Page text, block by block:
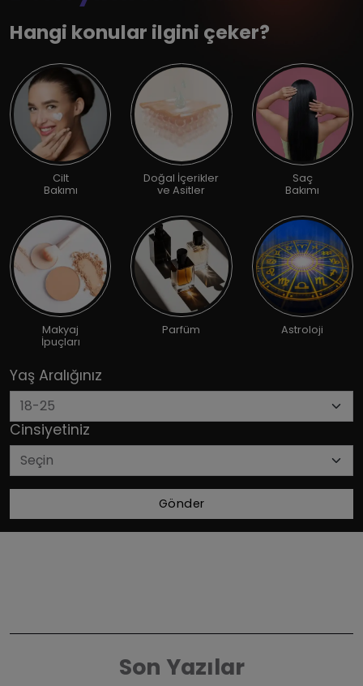
Hangi konular ilgini çeker?
Cilt
Bakımı
Doğal İçerikler
ve Asitler
Saç
Bakımı
Makyaj
İpuçları
Parfüm Astroloji
Yaş Aralığınız
Cinsiyetiniz
Gönder
Son Yazılar